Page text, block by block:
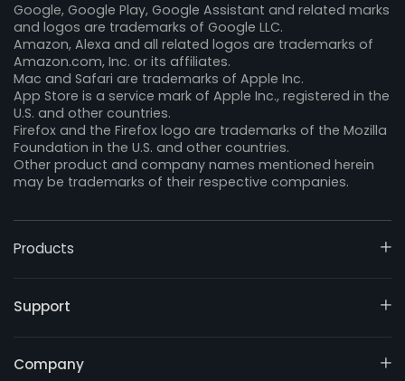
Google, Google Play, Google Assistant and related marks
and logos are trademarks of Google LLC.
Amazon, Alexa and all related logos are trademarks of
Amazon.com, Inc. or its affiliates.
Mac and Safari are trademarks of Apple Inc.
App Store is a service mark of Apple Inc., registered in the
U.S. and other countries.
Firefox and the Firefox logo are trademarks of the Mozilla
Foundation in the U.S. and other countries.
Other product and company names mentioned herein
may be trademarks of their respective companies.
Products
Support
Company